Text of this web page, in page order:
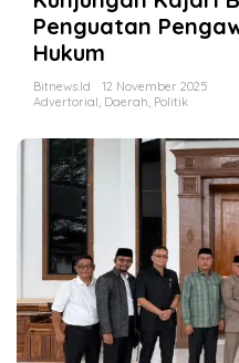
a
D
D
M
a
b
i
T
e
r
Penguatan
Hukum
Bitnews.id
12 November 2025
Advertorial, Daerah, Politik